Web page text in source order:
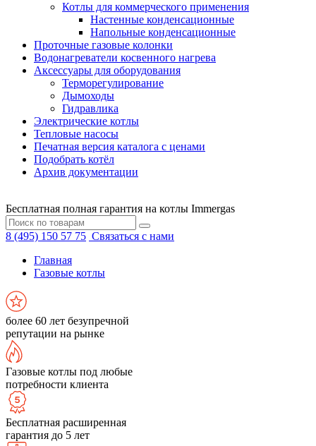
Котлы для коммерческого применения
Настенные конденсационные
Напольные конденсационные
Проточные газовые колонки
Водонагреватели косвенного нагрева
Аксессуары для оборудования
Терморегулирование
Дымоходы
Гидравлика
Электрические котлы
Тепловые насосы
Печатная версия каталога с ценами
Подобрать котёл
Архив документации
Бесплатная полная гарантия на котлы Immergas
8 (495) 150 57 75 Связаться с нами
Главная
Газовые котлы
более 60 лет безупречной
репутации на рынке
Газовые котлы под любые
потребности клиента
Бесплатная расширенная
гарантия до 5 лет